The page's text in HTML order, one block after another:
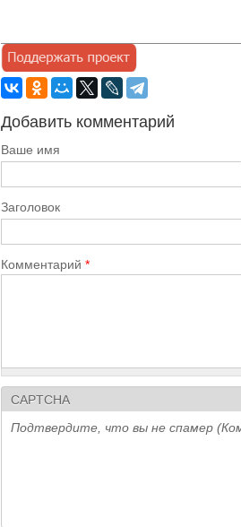
Добавить комментарий
Ваше имя
Заголовок
Комментарий*
CAPTCHA
Подтвердите, что вы не спамер